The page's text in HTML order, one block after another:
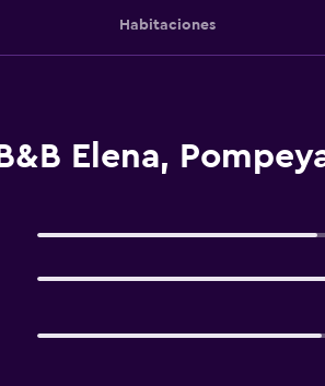
Habitaciones
Elena,